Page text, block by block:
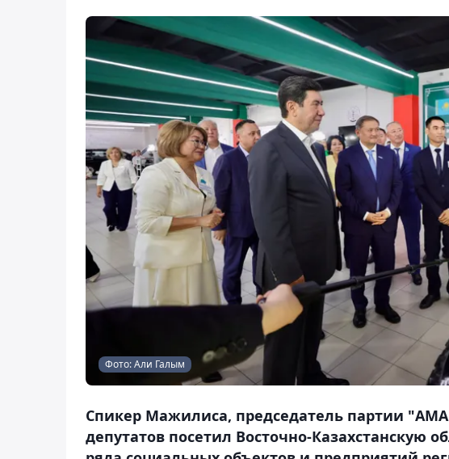
Фото: Али Галым
Спикер Мажилиса, председатель партии
депутатов посетил Восточно-Казахстанскую